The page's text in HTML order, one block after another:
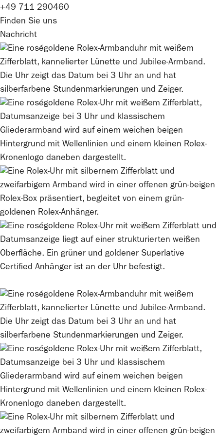
+49 711 290460
Finden Sie uns
Nachricht